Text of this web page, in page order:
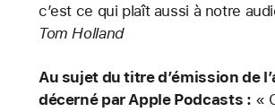
c’est ce qui plaît aussi à notre
Tom Holland
Au sujet du titre d’émission de
décerné par Apple Podcasts : «